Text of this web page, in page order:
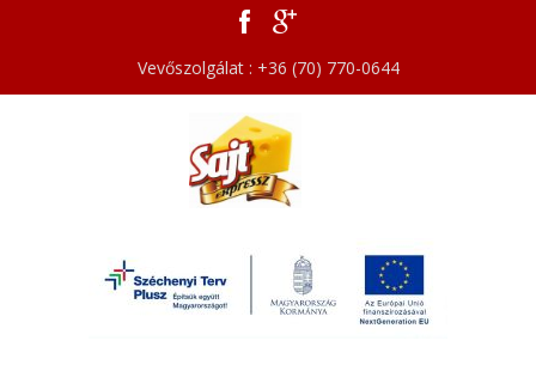
Vevőszolgálat : +36 (70) 770-0644